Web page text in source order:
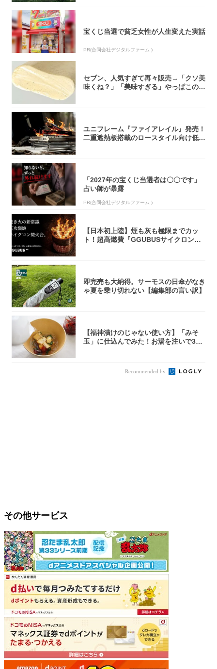
宝くじ当選で貧乏女性が人生変えた実話
PR(合同会社デジタルファーム )
セブン、人気すぎて再々販売→「クソ美
味くね？」「美味すぎる」やっぱこのク
ユニフレーム『ファイアレイル』発売！
二重遮熱板搭載のロースタイル向け低型
「2027年の宝くじ当選者は〇〇です」
占い師が暴露
PR(合同会社デジタルファーム )
【日本初上陸】煙も灰も極限までカッ
ト！超高燃費『GGUBUSサイクロン焚
即完売も大納得。サーモスの日傘がなき
ゃ夏を乗り切れない【編集部の言い訳】
【福神漬けのじゃない使い方】「みそ
玉」に仕込んでみた！お湯を注いで30
Recommended by
その他サービス